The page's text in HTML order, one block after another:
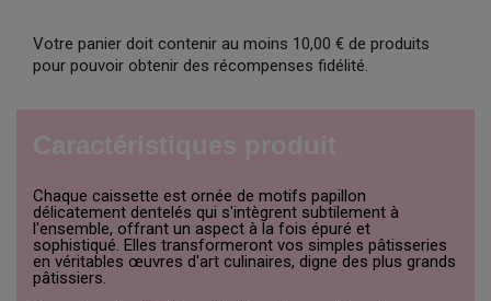
Votre panier doit contenir au moins 10,00 € de produits
pour pouvoir obtenir des récompenses fidélité.
Chaque caissette est ornée de motifs papillon
délicatement dentelés qui s'intègrent subtilement à
l'ensemble, offrant un aspect à la fois épuré et
sophistiqué. Elles transformeront vos simples pâtisseries
en véritables œuvres d'art culinaires, digne des plus grands
pâtissiers.